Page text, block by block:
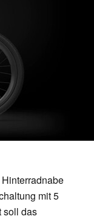
mit 5
soll das